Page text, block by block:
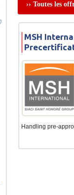
›› Toutes les
MSH
Handling pre-